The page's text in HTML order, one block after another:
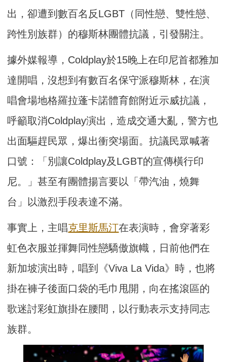
出，卻遭到數百名反LGBT（同性戀、雙性戀、
跨性別族群）的穆斯林團體抗議，引發關注。
據外媒報導，Coldplay於15晚上在印尼首都雅加
達開唱，沒想到有數百名保守派穆斯林，在演
唱會場地格羅拉蓬卡諾體育館附近示威抗議，
呼籲取消Coldplay演出，造成交通大亂，警方也
出面驅趕民眾，爆出衝突場面。抗議民眾喊著
口號：「別讓Coldplay及LGBT的宣傳橫行印
尼。」甚至有團體揚言要以「帶汽油，燒舞
台」以激烈手段表達不滿。
事實上，主唱克里斯馬汀在表演時，會穿著彩
虹色衣服並揮舞同性戀驕傲旗幟，日前他們在
新加坡演出時，唱到《Viva La Vida》時，也將
掛在褲子後面口袋的毛巾甩開，向在搖滾區的
歌迷討彩虹旗掛在腰間，以行動表示支持同志
族群。